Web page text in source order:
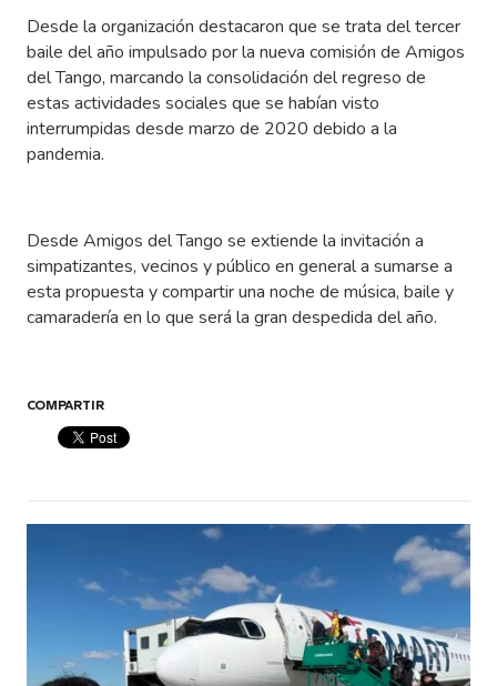
Desde la organización destacaron que se trata del tercer
baile del año impulsado por la nueva comisión de Amigos
del Tango, marcando la consolidación del regreso de
estas actividades sociales que se habían visto
interrumpidas desde marzo de 2020 debido a la
pandemia.
Desde Amigos del Tango se extiende la invitación a
simpatizantes, vecinos y público en general a sumarse a
esta propuesta y compartir una noche de música, baile y
camaradería en lo que será la gran despedida del año.
COMPARTIR